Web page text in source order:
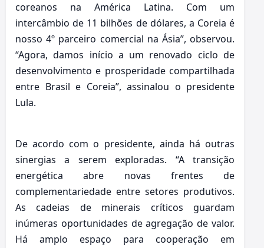
coreanos na América Latina. Com um
intercâmbio de 11 bilhões de dólares, a Coreia é
nosso 4º parceiro comercial na Ásia”, observou.
“Agora, damos início a um renovado ciclo de
desenvolvimento e prosperidade compartilhada
entre Brasil e Coreia”, assinalou o presidente
Lula.
De acordo com o presidente, ainda há outras
sinergias a serem exploradas. “A transição
energética abre novas frentes de
complementariedade entre setores produtivos.
As cadeias de minerais críticos guardam
inúmeras oportunidades de agregação de valor.
Há amplo espaço para cooperação em